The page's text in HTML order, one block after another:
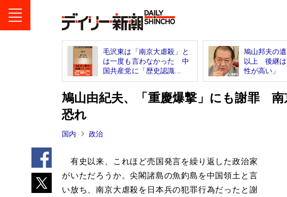
毛沢東は「南京大虐殺」と
は一度も言わなかった 中
国共産党に「歴史認識...
鳩山邦夫の
以上 後継は
性が高い」
鳩山由紀夫、「重慶爆撃」にも謝罪 南
恐れ
国内 政治
有史以来、これほど売国発言を繰り返した政治家
がいただろうか。尖閣諸島の魚釣島を中国領土と言
い放ち、南京大虐殺を日本兵の犯罪行為だったと謝